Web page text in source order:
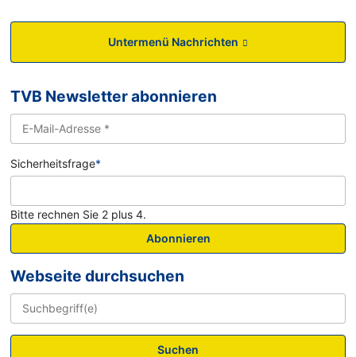
Untermenü Nachrichten
TVB Newsletter abonnieren
Sicherheitsfrage*
Bitte rechnen Sie 2 plus 4.
Abonnieren
Webseite durchsuchen
Suchen